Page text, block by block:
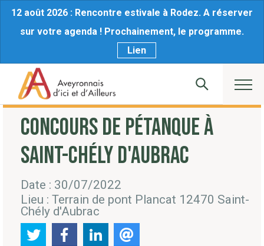
12 août 2026 : Rencontre estivale à Rodez. A réserver
sur votre agenda ! Prochainement, le programme.
Lien
CONCOURS DE PÉTANQUE À
SAINT-CHÉLY D'AUBRAC
Date : 30/07/2022
Lieu : Terrain de pont Plancat 12470 Saint-
Chély d'Aubrac